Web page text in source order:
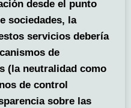
desde el punto
sociedades, la
servicios debería
de
(la neutralidad como
de control
sobre las